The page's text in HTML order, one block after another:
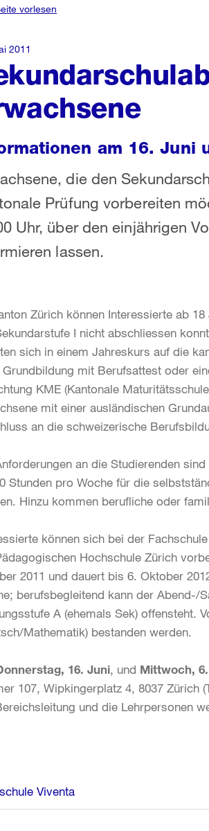
vorlesen
am 16. Juni
die den
Prüfung vorbereiten
Uhr, über den einjährigen
lassen.
2011
Zürich können Interessierte ab
I nicht abschliessen
sich in einem Jahreskurs auf die
Grundbildung mit Berufsattest oder
KME (Kantonale
mit einer ausländischen
an die schweizerische
an die Studierenden
Stunden pro Woche für die
Hinzu kommen berufliche oder
können sich bei der
Hochschule Zürich
2011 und dauert bis 6. Oktober
berufsbegleitend kann der Abend-/
A (ehemals Sek) offensteht.
Mathematik) bestanden werden.
16. Juni, und Mittwoch,
107, Wipkingerplatz 4, 8037 Zürich
und die Lehrpersonen
Viventa